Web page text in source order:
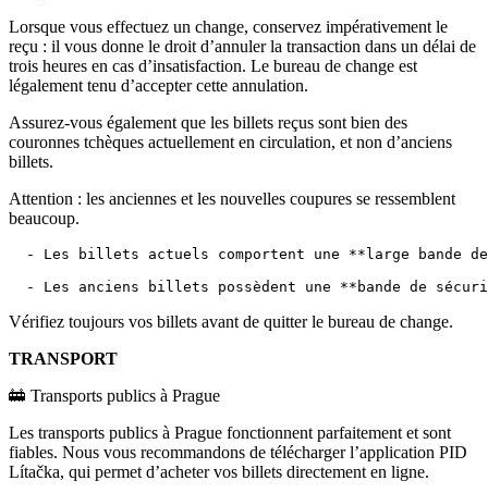
Lorsque vous effectuez un change, conservez impérativement le
reçu : il vous donne le droit d’annuler la transaction dans un délai de
trois heures en cas d’insatisfaction. Le bureau de change est
légalement tenu d’accepter cette annulation.
Assurez-vous également que les billets reçus sont bien des
couronnes tchèques actuellement en circulation, et non d’anciens
billets.
Attention : les anciennes et les nouvelles coupures se ressemblent
beaucoup.
- Les billets actuels comportent une **large bande
Vérifiez toujours vos billets avant de quitter le bureau de change.
TRANSPORT
🚋 Transports publics à Prague
Les transports publics à Prague fonctionnent parfaitement et sont
fiables. Nous vous recommandons de télécharger l’application PID
Lítačka, qui permet d’acheter vos billets directement en ligne.